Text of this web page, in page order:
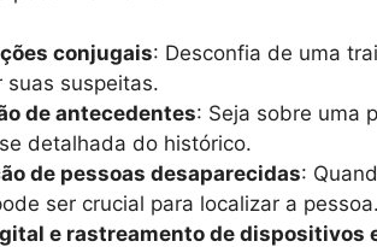
conjugais: Desconfia de uma
suas suspeitas.
de antecedentes: Seja sobre uma
detalhada do histórico.
de pessoas desaparecidas:
ser crucial para localizar a pessoa.
e rastreamento de dispositivos